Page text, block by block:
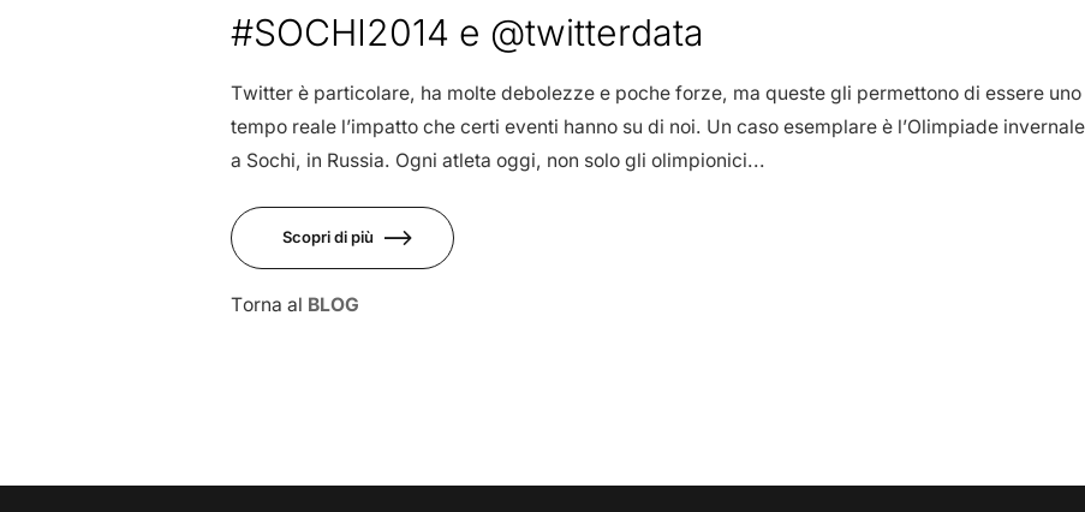
Feb
#SOCHI2014 e @twitterdata
Twitter è particolare, ha molte debolezze e poche forze, ma queste gli permettono di essere
tempo reale l’impatto che certi eventi hanno su di noi. Un caso esemplare è l’Olimpiade
a Sochi, in Russia. Ogni atleta oggi, non solo gli olimpionici...
Scopri di più
Torna al BLOG